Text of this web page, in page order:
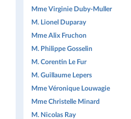
Mme Virginie Duby-Muller
M. Lionel Duparay
Mme Alix Fruchon
M. Philippe Gosselin
M. Corentin Le Fur
M. Guillaume Lepers
Mme Véronique Louwagie
Mme Christelle Minard
M. Nicolas Ray